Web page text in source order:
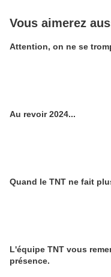
Vous aimerez
Attention, on ne se
Au revoir 2024...
Quand le TNT ne fait
L'équipe TNT vous
présence.